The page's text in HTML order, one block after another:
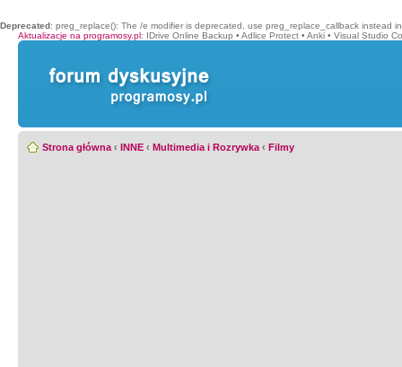
Deprecated: preg_replace(): The /e modifier is deprecated, use preg_replace_callback instead
Aktualizacje na programosy.pl: IDrive Online Backup • Adlice Protect • Anki • Visual Studio
Strona główna ‹ INNE ‹ Multimedia i Rozrywka ‹ Filmy